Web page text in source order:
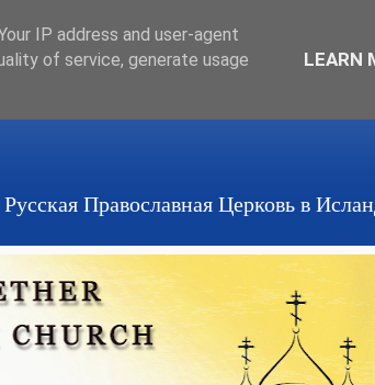
Православная Церковь в
IP address and user-agent
of service, generate usage
LEARN